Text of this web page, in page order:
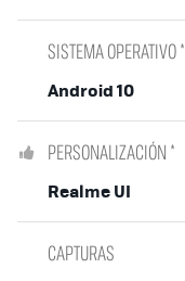
SISTEMA OPERATIVO *
Android 10
PERSONALIZACIÓN *
Realme UI
CAPTURAS